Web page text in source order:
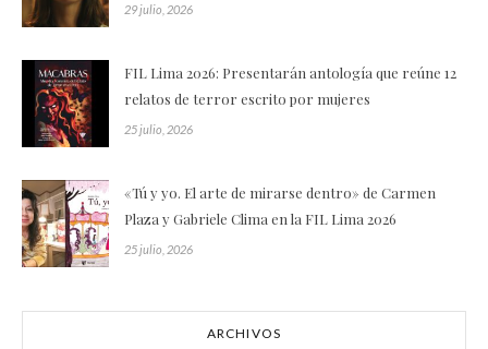
29 julio, 2026
FIL Lima 2026: Presentarán antología que reúne 12
relatos de terror escrito por mujeres
25 julio, 2026
«Tú y yo. El arte de mirarse dentro» de Carmen
Plaza y Gabriele Clima en la FIL Lima 2026
25 julio, 2026
ARCHIVOS